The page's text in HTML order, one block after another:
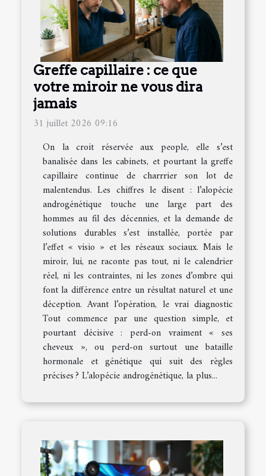
Greffe capillaire : ce que
votre miroir ne vous dira
jamais
31 juillet 2026 09:16
On la croit réservée aux people, elle s’est
banalisée dans les cabinets, et pourtant la greffe
capillaire continue de charrrier son lot de
malentendus. Les chiffres le disent : l’alopécie
androgénétique touche une large part des
hommes au fil des décennies, et la demande de
solutions durables s’est installée, portée par
l’effet « visio » et les réseaux sociaux. Mais le
miroir, lui, ne raconte pas tout, ni le calendrier
réel, ni les contraintes, ni les zones d’ombre qui
font la différence entre un résultat naturel et une
déception. Avant l’opération, le vrai diagnostic
Tout commence par une question simple, et
pourtant décisive : perd-on vraiment « ses
cheveux », ou perd-on surtout une bataille
hormonale et génétique qui suit des règles
précises ? L’alopécie androgénétique, la plus...